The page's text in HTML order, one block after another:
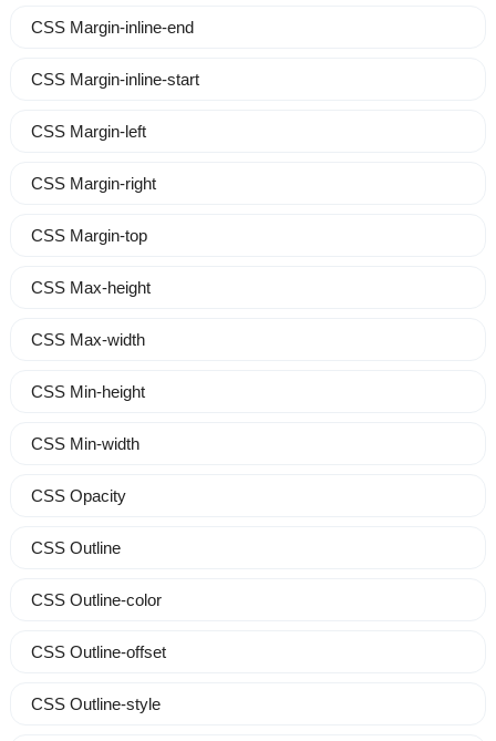
CSS Margin-inline-end
CSS Margin-inline-start
CSS Margin-left
CSS Margin-right
CSS Margin-top
CSS Max-height
CSS Max-width
CSS Min-height
CSS Min-width
CSS Opacity
CSS Outline
CSS Outline-color
CSS Outline-offset
CSS Outline-style